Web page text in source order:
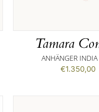
Tamara
ANHÄNGER INDIA
€1.350,00